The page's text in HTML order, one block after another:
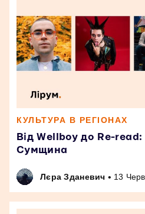
КУЛЬТУРА В РЕГІОНАХ
Від Wellboy до Re-read:
Сумщина
Лєра Зданевич • 13